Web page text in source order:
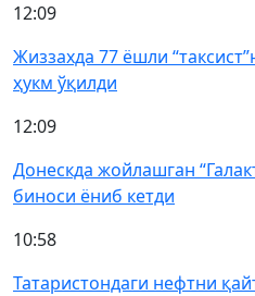
12:09
Жиззахда 77 ёшли
ҳукм ўқилди
12:09
Донескда жойлашган
биноси ёниб кетди
10:58
Татаристондаги нефтни